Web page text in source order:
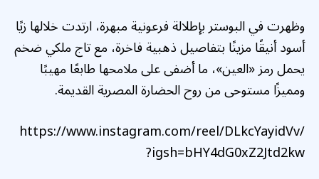
وظهرت في البوستر بإطلالة فرعونية مبهرة، ارتدت خلالها زيًا
أسود أنيقًا مزينًا بتفاصيل ذهبية فاخرة، مع تاج ملكي ضخم
يحمل رمز «العين»، ما أضفى على ملامحها طابعًا مهيبًا
ومميزًا مستوحى من روح الحضارة المصرية القديمة.
https://www.instagram.com/reel/DLkcYayidVv/
?igsh=bHY4dG0xZ2Jtd2kw